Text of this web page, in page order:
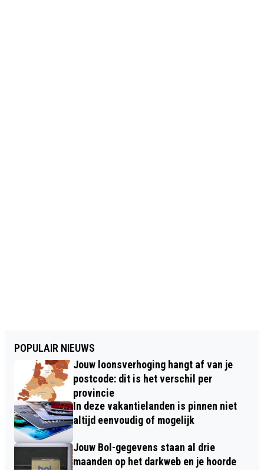
POPULAIR NIEUWS
Jouw loonsverhoging hangt af van je
postcode: dit is het verschil per
provincie
In deze vakantielanden is pinnen niet
altijd eenvoudig of mogelijk
Jouw Bol-gegevens staan al drie
maanden op het darkweb en je hoorde